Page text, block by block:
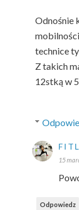
Odnośnie
technice
Z takich
12stką w
15
Odpowiedz